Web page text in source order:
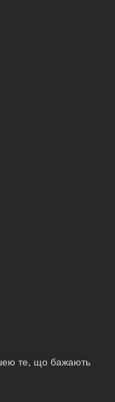
те, що бажають